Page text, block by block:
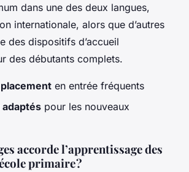
dans une des deux langues,
internationale, alors que d’autres
des dispositifs d’accueil
des débutants complets.
en entrée fréquents
adaptés pour les nouveaux
accorde l’apprentissage des
primaire ?